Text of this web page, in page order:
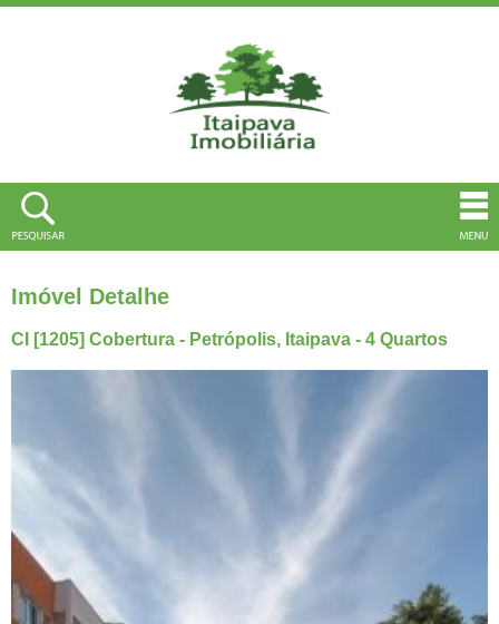
Imóvel Detalhe
CI [1205] Cobertura - Petrópolis, Itaipava - 4 Quartos